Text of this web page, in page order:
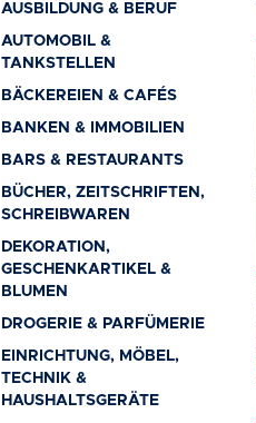
AUSBILDUNG & BERUF
AUTOMOBIL &
TANKSTELLEN
BÄCKEREIEN & CAFÉS
BANKEN & IMMOBILIEN
BARS & RESTAURANTS
BÜCHER, ZEITSCHRIFTEN,
SCHREIBWAREN
DEKORATION,
GESCHENKARTIKEL &
BLUMEN
DROGERIE & PARFÜMERIE
EINRICHTUNG, MÖBEL,
TECHNIK &
HAUSHALTSGERÄTE